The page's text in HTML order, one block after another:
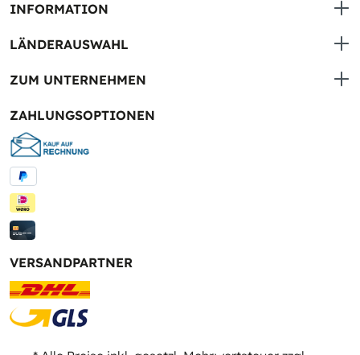
INFORMATION
LÄNDERAUSWAHL
ZUM UNTERNEHMEN
ZAHLUNGSOPTIONEN
VERSANDPARTNER